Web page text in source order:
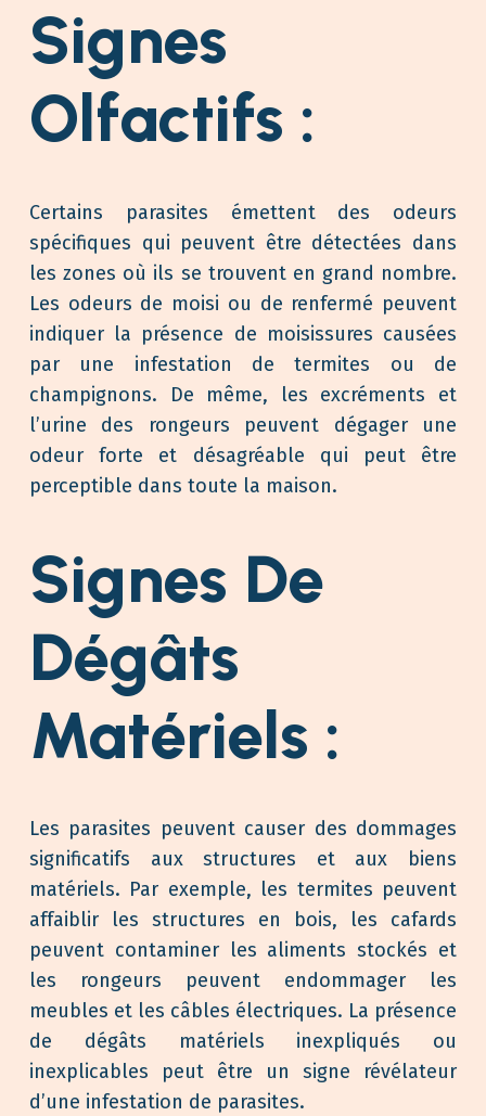
Signes
Olfactifs :
Certains parasites émettent des odeurs
spécifiques qui peuvent être détectées dans
les zones où ils se trouvent en grand nombre.
Les odeurs de moisi ou de renfermé peuvent
indiquer la présence de moisissures causées
par une infestation de termites ou de
champignons. De même, les excréments et
l’urine des rongeurs peuvent dégager une
odeur forte et désagréable qui peut être
perceptible dans toute la maison.
Signes De
Dégâts
Matériels :
Les parasites peuvent causer des dommages
significatifs aux structures et aux biens
matériels. Par exemple, les termites peuvent
affaiblir les structures en bois, les cafards
peuvent contaminer les aliments stockés et
les rongeurs peuvent endommager les
meubles et les câbles électriques. La présence
de dégâts matériels inexpliqués ou
inexplicables peut être un signe révélateur
d’une infestation de parasites.